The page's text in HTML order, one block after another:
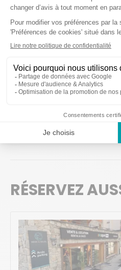
Atelier vélo
Louez 6 jours,
Visa
Espèces
RÉSERVEZ